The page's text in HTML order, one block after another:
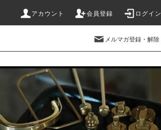
アカウント 会員登録 ログイン
メルマガ登録・解除